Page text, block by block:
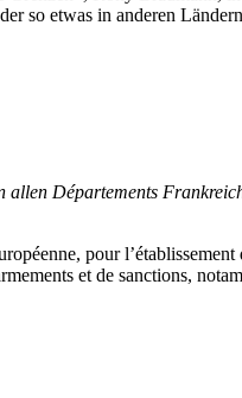
so etwas in anderen
Départements
pour l’établissement
et de sanctions,